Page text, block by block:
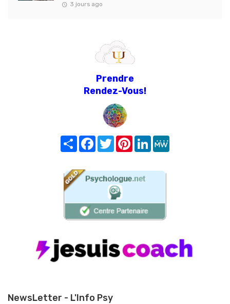
3 jours ago
Prendre
Rendez-Vous!
Share FacebookTwitterPinterest
LinkedIn
NewsLetter - L'Info Psy